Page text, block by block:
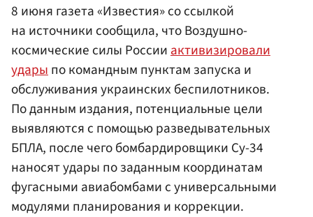
8 июня газета «Известия» со ссылкой
на источники сообщила, что Воздушно-
космические силы Россииактивизировали
ударыпо командным пунктам запуска и
обслуживания украинских беспилотников.
По данным издания, потенциальные цели
выявляются с помощью разведывательных
БПЛА, после чего бомбардировщики Су-34
наносят удары по заданным координатам
фугасными авиабомбами с универсальными
модулями планирования и коррекции.